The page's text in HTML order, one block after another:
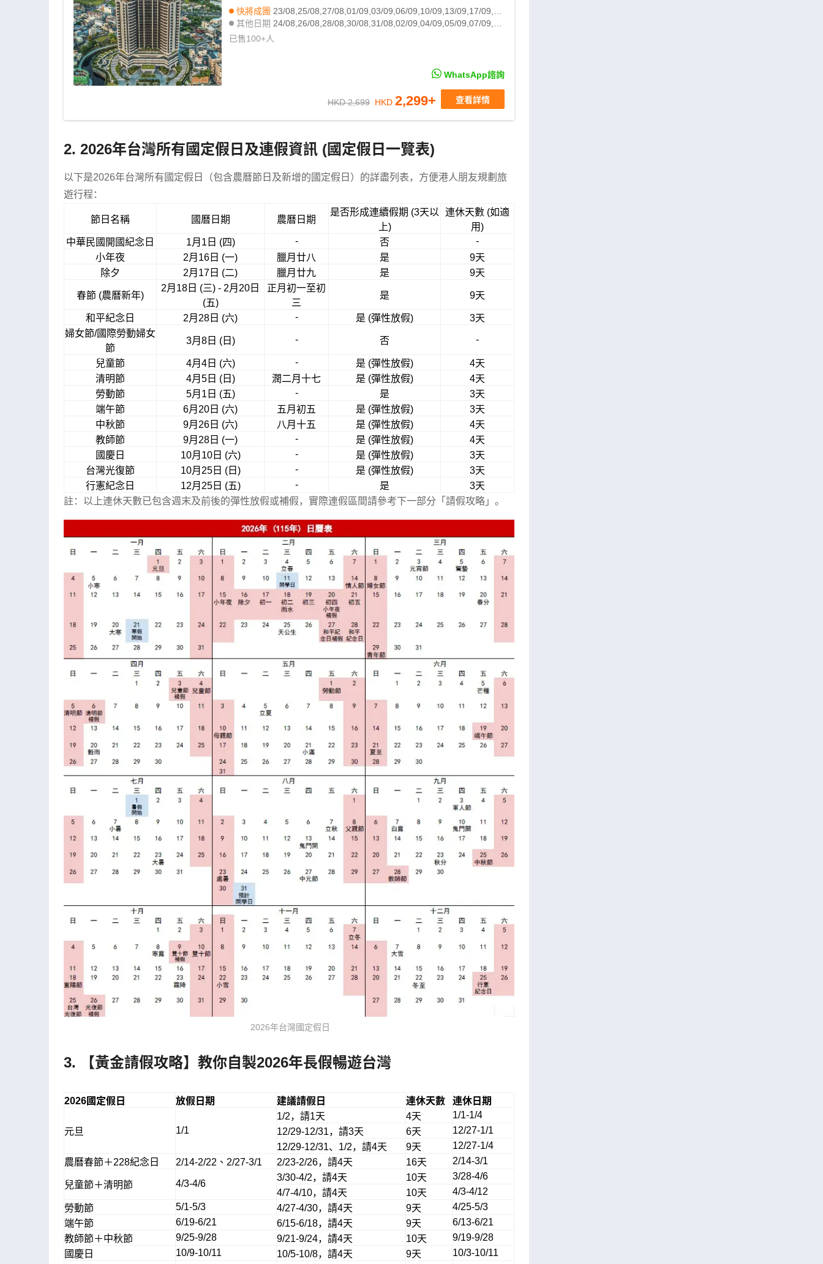
快將成團 23/08,25/08,27/08,01/09,03/09,06/09,10/09,13/09,17/09,20/09,27/09,04/10,08/10,13/10,15/10,20/10,22/10,29/10
其他日期 24/08,26/08,28/08,30/08,31/08,02/09,04/09,05/09,07/09,08/09,09/09,11/09,12/09,14/09,15/09,16/09,18/09,19/09,21/09,22/09
已售100+人
HKD 2,699 HKD 2,299+ 查看詳情
WhatsApp諮詢
2. 2026年台灣所有國定假日及連假資訊 (國定假日一覽表)
以下是2026年台灣所有國定假日（包含農曆節日及新增的國定假日）的詳盡列表，方便港人朋友規劃旅
遊行程：
節日名稱 國曆日期 農曆日期
是否形成連續假期 (3天以
上)
連休天數 (如適
用)
中華民國開國紀念日
1月1日 (四) - 否
-
小年夜
2月16日 (一) 臘月廿八 是
9天
除夕
2月17日 (二) 臘月廿九 是 9天
春節 (農曆新年)
2月18日 (三) - 2月20日
(五)
正月初一至初
三
是 9天
和平紀念日 2月28日 (六) - 是 (彈性放假)
3天
婦女節/國際勞動婦女
節
3月8日 (日) - 否 -
兒童節 4月4日 (六) - 是 (彈性放假)
4天
清明節
4月5日 (日) 潤二月十七 是 (彈性放假)
4天
勞動節
5月1日 (五) - 是
3天
端午節
6月20日 (六) 五月初五 是 (彈性放假)
3天
中秋節
9月26日 (六) 八月十五 是 (彈性放假)
4天
教師節
9月28日 (一) - 是 (彈性放假)
4天
國慶日
10月10日 (六) - 是 (彈性放假)
3天
台灣光復節
10月25日 (日) - 是 (彈性放假)
3天
行憲紀念日
12月25日 (五) - 是
3天
註：以上連休天數已包含週末及前後的彈性放假或補假，實際連假區間請參考下一部分「請假攻略」。
2026年台灣國定假日
3. 【黃金請假攻略】教你自製2026年長假暢遊台灣
2026國定假日 放假日期 建議請假日 連休天數 連休日期
元旦 1/1
1/2，請1天 4天
1/1-1/4
12/29-12/31，請3天
6天
12/27-1/1
12/29-12/31、1/2，請4天
9天
12/27-1/4
農曆春節＋228紀念日
2/14-2/22、2/27-3/1 2/23-2/26，請4天 16天 2/14-3/1
兒童節＋清明節 4/3-4/6
3/30-4/2，請4天 10天
3/28-4/6
4/7-4/10，請4天
10天
4/3-4/12
勞動節
5/1-5/3 4/27-4/30，請4天 9天
4/25-5/3
端午節
6/19-6/21 6/15-6/18，請4天 9天
6/13-6/21
教師節＋中秋節
9/25-9/28 9/21-9/24，請4天 10天
9/19-9/28
國慶日
10/9-10/11 10/5-10/8，請4天 9天
10/3-10/11